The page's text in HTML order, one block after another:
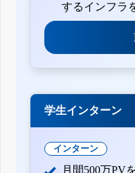
するインフラ
学生インターン
インターン
月間500万PV